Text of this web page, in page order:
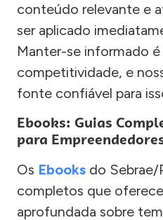
conteúdo relevante e
ser aplicado
Manter-se informado é
competitividade, e
fonte confiável para
Ebooks: Guias
para
Os Ebooks do Sebrae/
completos que
aprofundada sobre